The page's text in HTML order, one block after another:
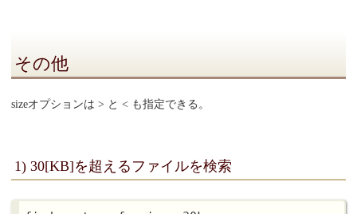
その他
sizeオプションは > と < も指定できる。
1) 30[KB]を超えるファイルを検索